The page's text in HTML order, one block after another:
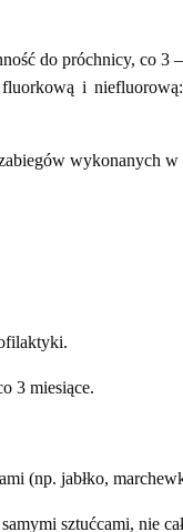
do próchnicy, co
i
wykonanych
3 miesiące.
(np. jabłko,
sztućcami, nie